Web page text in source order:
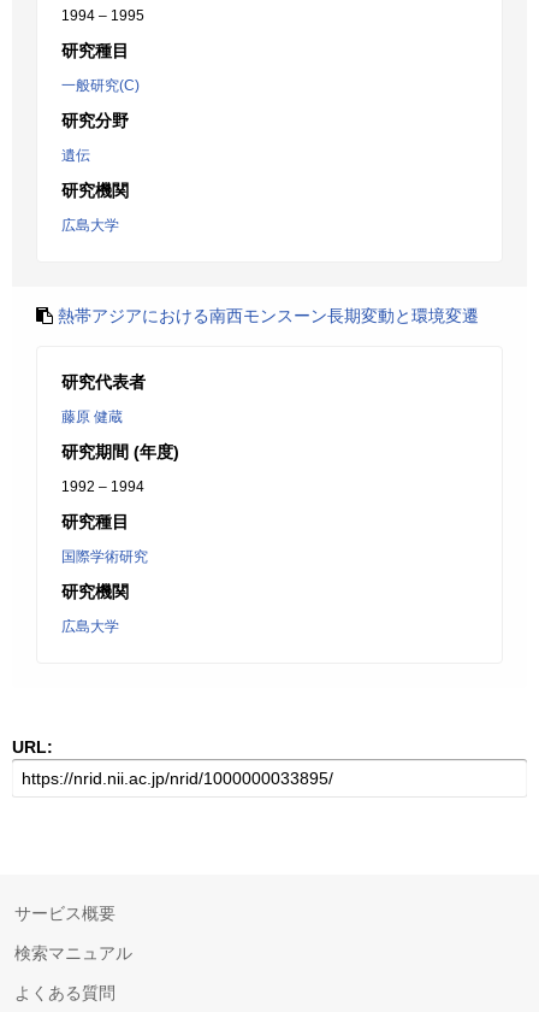
1994 – 1995
研究種目
一般研究(C)
研究分野
遺伝
研究機関
広島大学
熱帯アジアにおける南西モンスーン長期変動と環境変遷
研究代表者
藤原 健蔵
研究期間 (年度)
1992 – 1994
研究種目
国際学術研究
研究機関
広島大学
URL:
サービス概要
検索マニュアル
よくある質問